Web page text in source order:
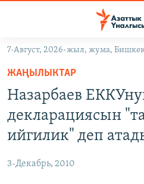
Навигацияга
өтүңүз
Издөөгө
салыңыз
КЫРГЫЗСТАН
КЫРГЫЗСТАН
САЯСАТ
МАДАНИЯТ
ДҮЙНӨ
ДҮЙНӨ
УКРАИНА
ТВ ПРОГРАММАЛАР
7-Август, 2026-жыл, жума,
ЖАҢЫЛЫКТАР
Назарбаев
декларациясын
ийгилик" деп
3-Декабрь, 2010